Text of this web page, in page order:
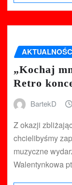
„Kochaj
Retro
BartekD
Z okazji
chcielibyśmy
muzyczne
Walentynkowa